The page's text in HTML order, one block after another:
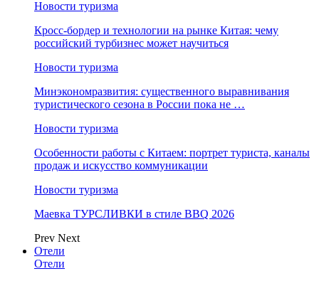
Новости туризма
Кросс-бордер и технологии на рынке Китая: чему
российский турбизнес может научиться
Новости туризма
Минэкономразвития: существенного выравнивания
туристического сезона в России пока не …
Новости туризма
Особенности работы с Китаем: портрет туриста, каналы
продаж и искусство коммуникации
Новости туризма
Маевка ТУРСЛИВКИ в стиле BBQ 2026
Prev Next
Отели
Отели